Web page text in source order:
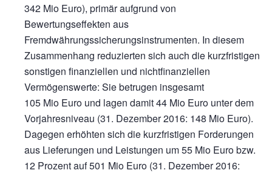
342 Mio Euro), primär aufgrund von
Bewertungseffekten aus
Fremdwährungssicherungsinstrumenten. In diesem
Zusammenhang reduzierten sich auch die kurzfristigen
sonstigen finanziellen und nichtfinanziellen
Vermögenswerte: Sie betrugen insgesamt
105 Mio Euro und lagen damit44 Mio Euro unter dem
Vorjahresniveau (31. Dezember 2016: 148 Mio Euro).
Dagegen erhöhten sich die kurzfristigen Forderungen
aus Lieferungen und Leistungen um55 Mio Eurobzw.
12 Prozent auf501 Mio Euro (31. Dezember 2016: